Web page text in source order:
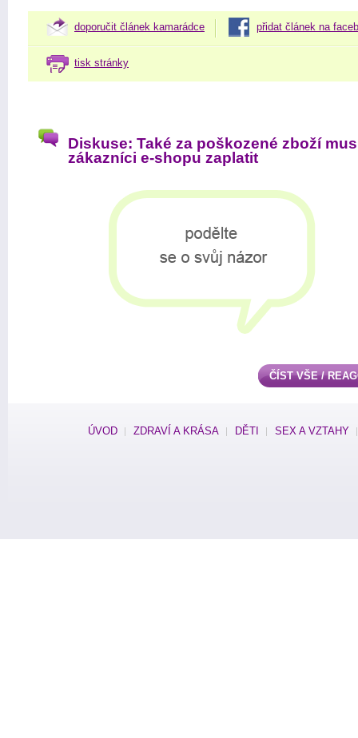
doporučit článek kamarádce přidat článek na
tisk stránky
Diskuse: Také za poškozené zboží
zákazníci e-shopu zaplatit
ČÍST VŠE /
ÚVOD ZDRAVÍ A KRÁSA DĚTI SEX A VZTAHY